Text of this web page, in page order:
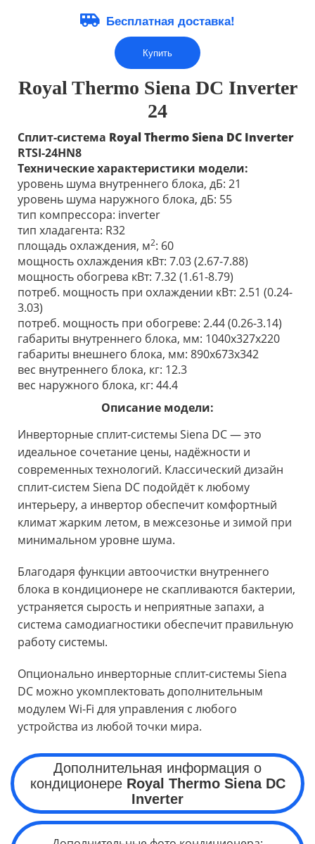
Бесплатная доставка!
Купить
Royal Thermo Siena DC Inverter
24
Сплит-система Royal Thermo Siena DC Inverter
RTSI-24HN8
Технические характеристики модели:
уровень шума внутреннего блока, дБ: 21
уровень шума наружного блока, дБ: 55
тип компрессора: inverter
тип хладагента: R32
площадь охлаждения, м2: 60
мощность охлаждения кВт: 7.03(2.67-7.88)
мощность обогрева кВт: 7.32 (1.61-8.79)
потреб. мощность при охлаждении кВт: 2.51 (0.24-
3.03)
потреб. мощность при обогреве: 2.44 (0.26-3.14)
габариты внутреннего блока, мм: 1040x327x220
габариты внешнего блока, мм: 890x673x342
вес внутреннего блока, кг: 12.3
вес наружного блока, кг: 44.4
Описание модели:
Инверторные сплит-системы Siena DC — это
идеальное сочетание цены, надёжности и
современных технологий. Классический дизайн
сплит-систем Siena DC подойдёт к любому
интерьеру, а инвертор обеспечит комфортный
климат жарким летом, в межсезонье и зимой при
минимальном уровне шума.
Благодаря функции автоочистки внутреннего
блока в кондиционере не скапливаются бактерии,
устраняется сырость и неприятные запахи, а
система самодиагностики обеспечит правильную
работу системы.
Опционально инверторные сплит-системы Siena
DC можно укомплектовать дополнительным
модулем Wi-Fi для управления с любого
устройства из любой точки мира.
Дополнительная информация о
кондиционере Royal Thermo Siena DC
Inverter